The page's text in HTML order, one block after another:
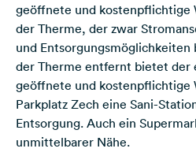
geöffnete und kostenpflichtige
der Therme, der zwar
und Entsorgungsmöglichkeiten
der Therme entfernt bietet der
geöffnete und kostenpflichtige
Parkplatz Zech eine Sani-
Entsorgung. Auch ein
unmittelbarer Nähe.